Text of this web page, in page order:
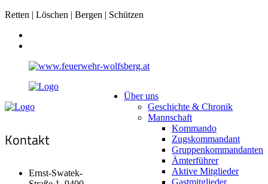
Retten | Löschen | Bergen | Schützen
Über uns
Geschichte & Chronik
Mannschaft
Kommando
Zugskommandant
Gruppenkommandanten
Ämterführer
Aktive Mitglieder
Gastmitglieder
Kontakt
Ernst-Swatek-